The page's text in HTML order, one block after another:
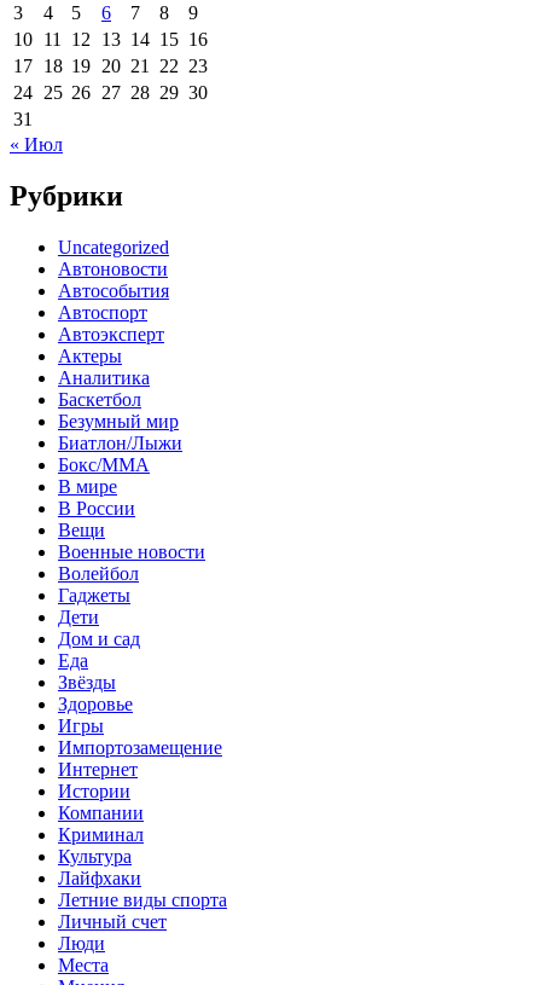
3
4 5 6 7 8
9
10 11 12 13 14 15 16
17 18 19 20 21 22 23
24 25 26 27 28 29 30
31
« Июл
Рубрики
Uncategorized
Автоновости
Автособытия
Автоспорт
Автоэксперт
Актеры
Аналитика
Баскетбол
Безумный мир
Биатлон/Лыжи
Бокс/MMA
В мире
В России
Вещи
Военные новости
Волейбол
Гаджеты
Дети
Дом и сад
Еда
Звёзды
Здоровье
Игры
Импортозамещение
Интернет
Истории
Компании
Криминал
Культура
Лайфхаки
Летние виды спорта
Личный счет
Люди
Места